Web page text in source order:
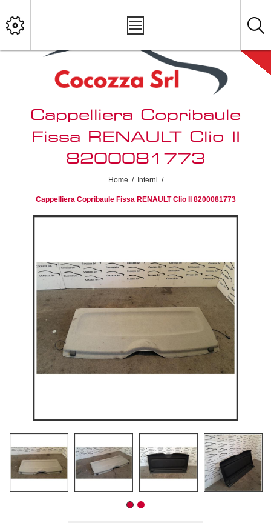
Cappelliera Copribaule
Fissa RENAULT Clio II
8200081773
Home / Interni /
Cappelliera Copribaule Fissa RENAULT Clio II 8200081773